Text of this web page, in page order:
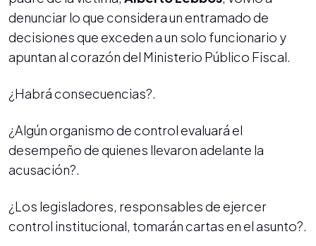
denunciar lo que considera un entramado de
decisiones que exceden a un solo funcionario y
apuntan al corazón del Ministerio Público Fiscal.
¿Habrá consecuencias?.
¿Algún organismo de control evaluará el
desempeño de quienes llevaron adelante la
acusación?.
¿Los legisladores, responsables de ejercer
control institucional, tomarán cartas en el asunto?.